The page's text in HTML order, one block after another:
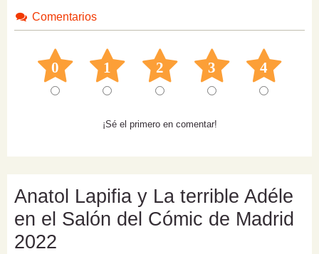
Comentarios
0 1 2 3 4
¡Sé el primero en comentar!
Anatol Lapifia y La terrible Adéle
en el Salón del Cómic de Madrid
2022